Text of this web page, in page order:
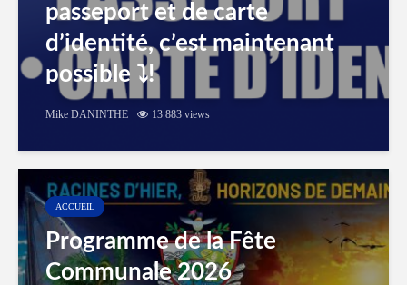
passeport et de carte
d’identité, c’est maintenant
possible ⤵️!
Mike DANINTHE 13 883 views
ACCUEIL
Programme de la Fête
Communale 2026